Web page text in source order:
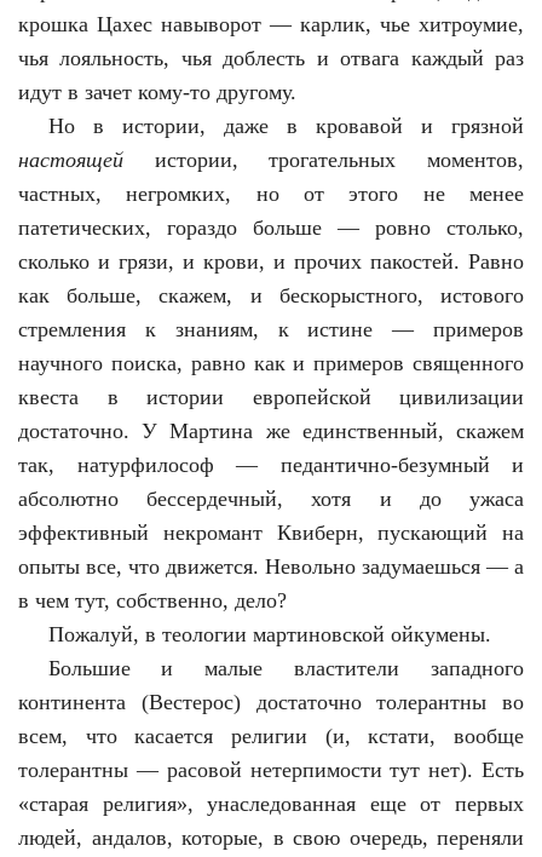
крошка Цахес навыворот — карлик, чье хитроумие,
чья лояльность, чья доблесть и отвага каждый раз
идут в зачет кому-то другому.
Но в истории, даже в кровавой и грязной
настоящей истории, трогательных моментов,
частных, негромких, но от этого не менее
патетических, гораздо больше — ровно столько,
сколько и грязи, и крови, и прочих пакостей. Равно
как больше, скажем, и бескорыстного, истового
стремления к знаниям, к истине — примеров
научного поиска, равно как и примеров священного
квеста в истории европейской цивилизации
достаточно. У Мартина же единственный, скажем
так, натурфилософ — педантично-безумный и
абсолютно бессердечный, хотя и до ужаса
эффективный некромант Квиберн, пускающий на
опыты все, что движется. Невольно задумаешься — а
в чем тут, собственно, дело?
Пожалуй, в теологии мартиновской ойкумены.
Большие и малые властители западного
континента (Вестерос) достаточно толерантны во
всем, что касается религии (и, кстати, вообще
толерантны — расовой нетерпимости тут нет). Есть
«старая религия», унаследованная еще от первых
людей, андалов, которые, в свою очередь, переняли